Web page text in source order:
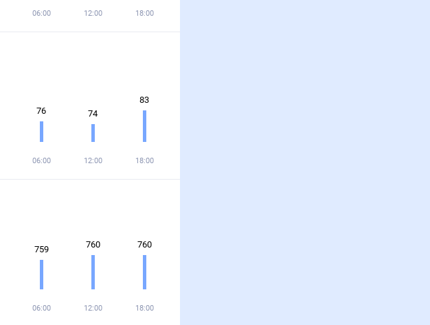
06:00 12:00 18:00
76
06:00
74
12:00
83
18:00
759
06:00
760
12:00
760
18:00